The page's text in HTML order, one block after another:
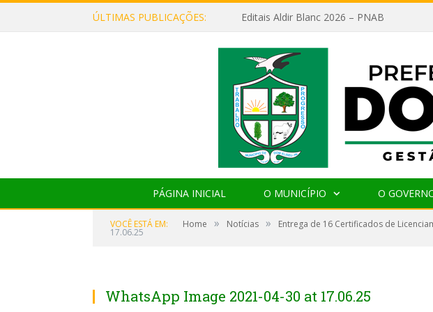
ÚLTIMAS PUBLICAÇÕES: Editais Aldir Blanc 2026 – PNAB
PÁGINA INICIAL O MUNICÍPIO O
VOCÊ ESTÁ EM: Home » Notícias » Entrega de 16 Certificados de
17.06.25
WhatsApp Image 2021-04-30 at 17.06.25